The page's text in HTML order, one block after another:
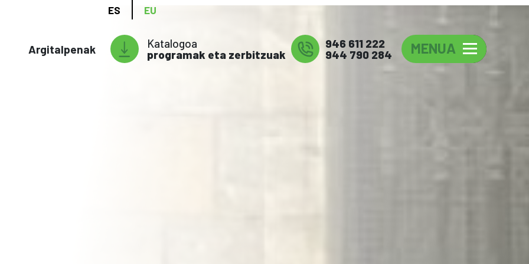
ES EU
Argitalpenak
Katalogoa
programak eta zerbitzuak
946 611 222
944 790 284
MENUA